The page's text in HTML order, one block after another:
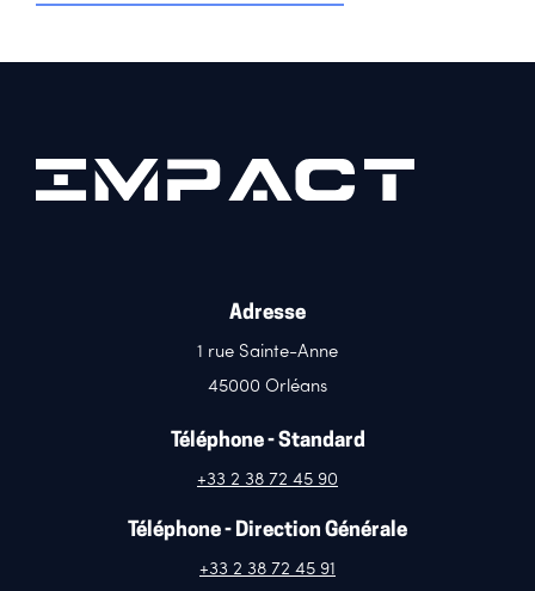
Adresse
1 rue Sainte-Anne
45000 Orléans
Téléphone - Standard
+33 2 38 72 45 90
Téléphone - Direction Générale
+33 2 38 72 45 91